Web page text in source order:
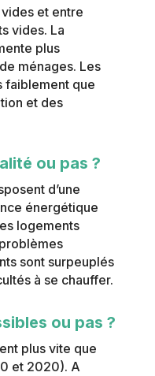
et entre
vides. La
plus
ménages. Les
faiblement que
et des
ou pas ?
d’une
énergétique
logements
sont surpeuplés
à se chauffer.
ou pas ?
plus vite que
et 2020). A